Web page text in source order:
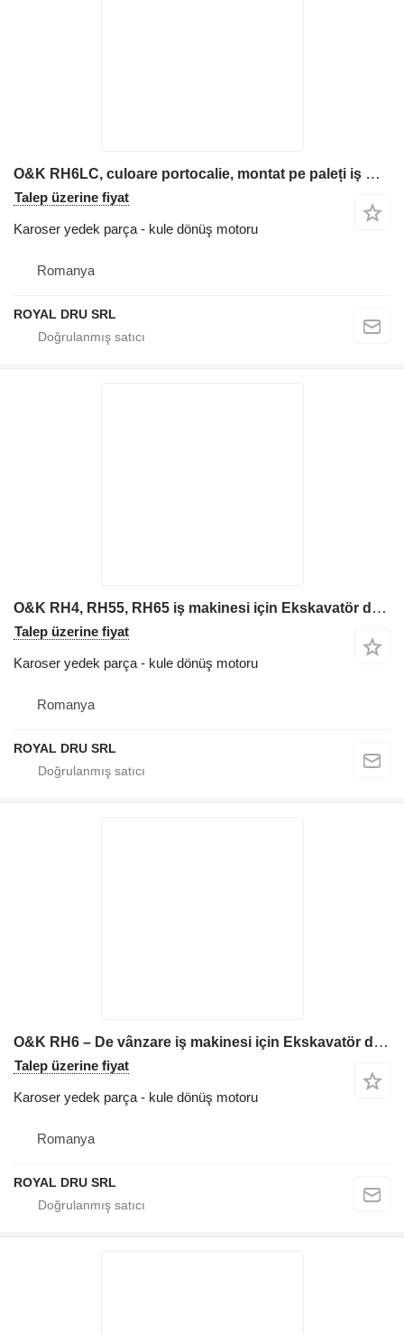
O&K RH6LC, culoare portocalie, montat pe paleți iş makinesi için Ekskavatör için kullanılmış dönüş redüktörü kule dönüş motoru
Talep üzerine fiyat
Karoser yedek parça - kule dönüş motoru
Romanya
ROYAL DRU SRL
O&K RH4, RH55, RH65 iş makinesi için Ekskavatör dönüş redüktörü kule dönüş motoru
Talep üzerine fiyat
Karoser yedek parça - kule dönüş motoru
Romanya
ROYAL DRU SRL
O&K RH6 – De vânzare iş makinesi için Ekskavatör dönüş redüktörü kule dönüş motoru
Talep üzerine fiyat
Karoser yedek parça - kule dönüş motoru
Romanya
ROYAL DRU SRL